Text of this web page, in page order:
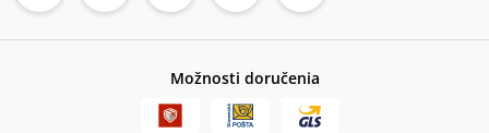
Možnosti doručenia